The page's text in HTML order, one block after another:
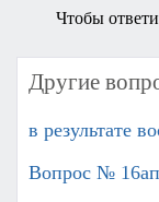
Чтобы
Другие
в результате
Вопрос №